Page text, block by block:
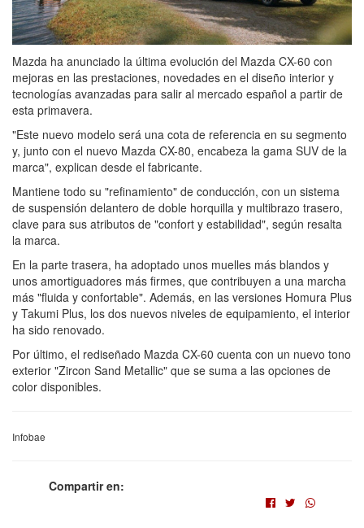
Mazda ha anunciado la última evolución del Mazda CX-60 con
mejoras en las prestaciones, novedades en el diseño interior y
tecnologías avanzadas para salir al mercado español a partir de
esta primavera.
"Este nuevo modelo será una cota de referencia en su segmento
y, junto con el nuevo Mazda CX-80, encabeza la gama SUV de la
marca", explican desde el fabricante.
Mantiene todo su "refinamiento" de conducción, con un sistema
de suspensión delantero de doble horquilla y multibrazo trasero,
clave para sus atributos de "confort y estabilidad", según resalta
la marca.
En la parte trasera, ha adoptado unos muelles más blandos y
unos amortiguadores más firmes, que contribuyen a una marcha
más "fluida y confortable". Además, en las versiones Homura Plus
y Takumi Plus, los dos nuevos niveles de equipamiento, el interior
ha sido renovado.
Por último, el rediseñado Mazda CX-60 cuenta con un nuevo tono
exterior "Zircon Sand Metallic" que se suma a las opciones de
color disponibles.
Infobae
Compartir en: